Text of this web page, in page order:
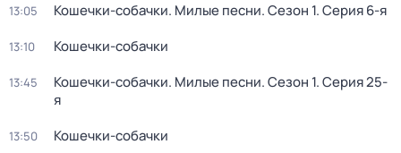
13:05 Кошечки-собачки. Милые песни. Сезон 1. Серия 6-я
13:10 Кошечки-собачки
13:45 Кошечки-собачки. Милые песни. Сезон 1. Серия 25-
я
13:50 Кошечки-собачки